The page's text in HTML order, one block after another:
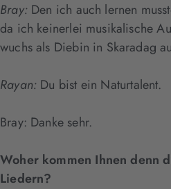
Bray:Den ich auch lernen
da ich keinerlei musikalische
wuchs als Diebin in Skaradag
Rayan: Du bist ein Naturtalent.
Bray: Danke sehr.
Woher kommen Ihnen denn
Liedern?